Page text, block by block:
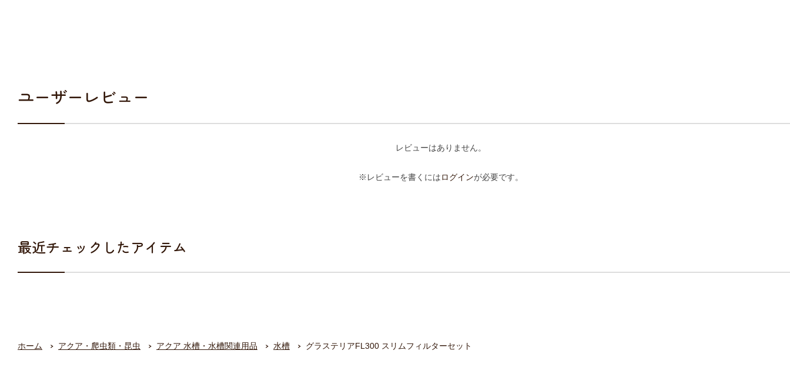
ユーザーレビュー
レビューはありません。
※レビューを書くにはログインが必要です。
最近チェックしたアイテム
ホーム アクア・爬虫類・昆虫 アクア 水槽・水槽関連用品 水槽 グラステリアFL300 スリムフィルターセット